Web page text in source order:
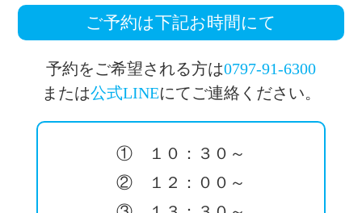
ご予約は下記お時間にて
予約をご希望される方は0797-91-6300
または公式LINEにてご連絡ください。
① １０：３０～
② １２：００～